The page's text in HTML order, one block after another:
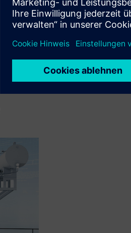
wird, oder erstellt
Integration des
eigenen Produkts